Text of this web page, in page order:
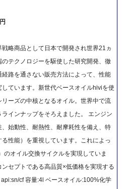
略商品として日本で開発され世界21ヵ
テクノロジーを駆使した研究開発、徹
路を通さない販売方法によって、性能
ています。新世代ベースオイルhiviを使
ーズの中核となるオイル。世界中で流
インナップをそろえました。 エンジン
始動性、耐熱性、耐摩耗性を備え、特
性能）を重視しています。これによっ
のオイル交換サイクルを実現していま
セプトである高品質×低価格を実現する
cf 容量:4l ベースオイル:100%化学